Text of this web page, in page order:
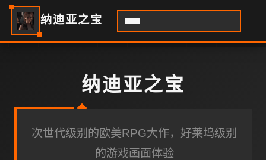
纳迪亚之宝
纳迪亚之宝
次世代级别的欧美RPG大作，好莱坞级别
的游戏画面体验